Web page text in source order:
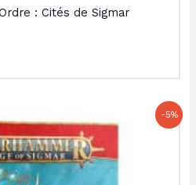
: Cités de Sigmar
-5%